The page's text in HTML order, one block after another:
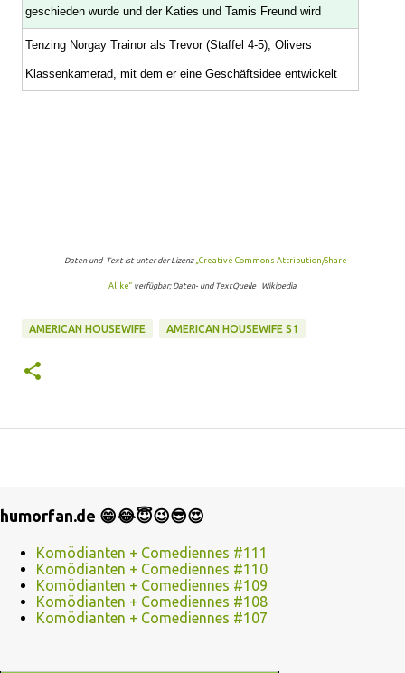
geschieden wurde und der Katies und Tamis Freund wird
Tenzing Norgay Trainor als Trevor (Staffel 4-5), Olivers
Klassenkamerad, mit dem er eine Geschäftsidee entwickelt
Daten und Text ist unter der Lizenz „Creative Commons Attribution/Share
Alike“ verfügbar; Daten- und TextQuelle Wikipedia
AMERICAN HOUSEWIFE AMERICAN HOUSEWIFE S1
humorfan.de 😁😂😇😉😎😍
Komödianten + Comediennes #111
Komödianten + Comediennes #110
Komödianten + Comediennes #109
Komödianten + Comediennes #108
Komödianten + Comediennes #107